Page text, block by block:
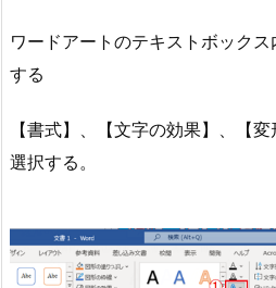
ワードアートのテキストボック
する
【書式】、【文字の効果】、【
選択する。